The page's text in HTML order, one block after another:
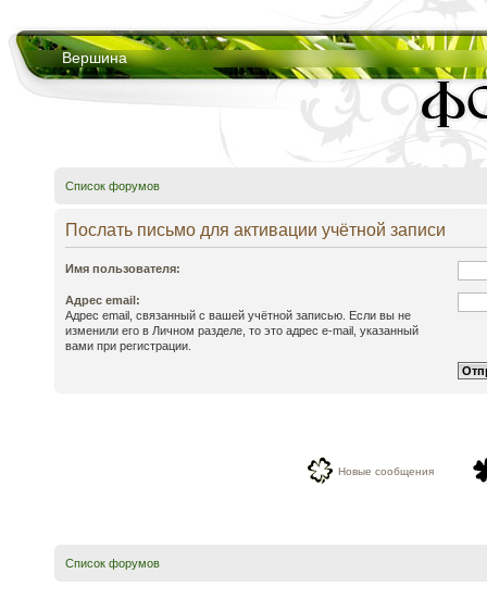
Вершина
Список форумов
Послать письмо для активации учётной записи
Имя пользователя:
Адрес email:
Адрес email, связанный с вашей учётной записью. Если вы не
изменили его в Личном разделе, то это адрес e-mail, указанный
вами при регистрации.
Новые сообщения
Список форумов